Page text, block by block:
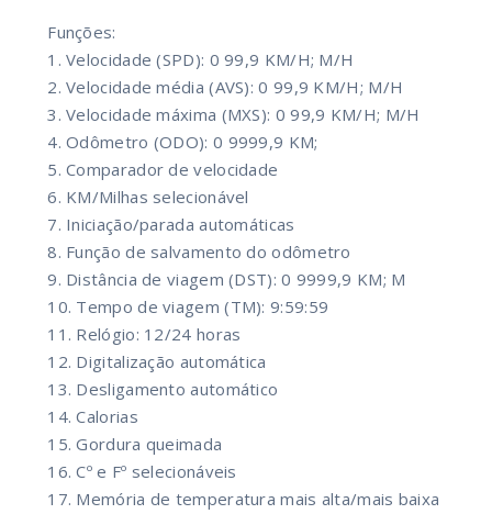
Funções:
1. Velocidade (SPD): 0 99,9 KM/H; M/H
2. Velocidade média (AVS): 0 99,9 KM/H; M/H
3. Velocidade máxima (MXS): 0 99,9 KM/H; M/H
4. Odômetro (ODO): 0 9999,9 KM;
5. Comparador de velocidade
6. KM/Milhas selecionável
7. Iniciação/parada automáticas
8. Função de salvamento do odômetro
9. Distância de viagem (DST): 0 9999,9 KM; M
10. Tempo de viagem (TM): 9:59:59
11. Relógio: 12/24 horas
12. Digitalização automática
13. Desligamento automático
14. Calorias
15. Gordura queimada
16. Cº e Fº selecionáveis
17. Memória de temperatura mais alta/mais baixa